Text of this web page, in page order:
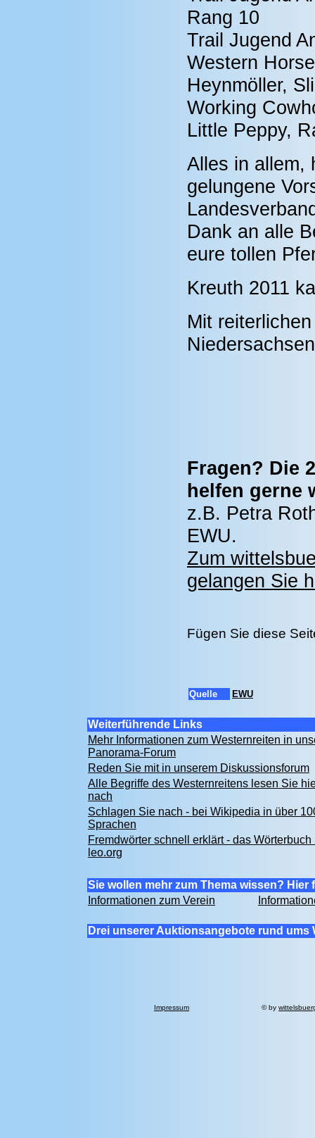
Rang 10
Trail Jugend
Western
Heynmöller,
Working
Little Peppy,
Alles in allem,
gelungene
Dank an alle
eure tollen
Kreuth 2011
Mit
Niedersachsen
Fragen? Die
helfen gerne
z.B. Petra
EWU.
Zum
gelangen Sie
Fügen Sie diese
Quelle EWU
Weiterführende Links
Mehr Informationen zum Westernreiten in
Panorama-Forum
Reden Sie mit in unserem Diskussionsforum
Alle Begriffe des Westernreitens lesen Sie
nach
Schlagen Sie nach - bei Wikipedia in über
Sprachen
Fremdwörter schnell erklärt - das Wörterbuch
leo.org
Sie wollen mehr zum Thema wissen? Hier
Informationen zum Verein
Drei unserer Auktionsangebote rund ums
Impressum © by